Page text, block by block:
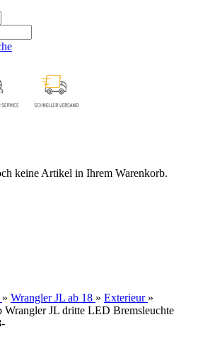
keine Artikel in Ihrem Warenkorb.
» Wrangler JL ab 18 » Exterieur »
Wrangler JL dritte LED Bremsleuchte